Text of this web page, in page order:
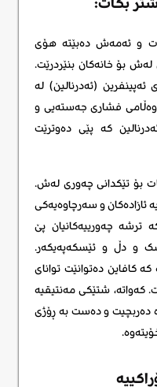
و ئەمەش دەبێتە هۆی
بۆ خانەکان بنێردرێت.
(ئەدرنالین) لە
فشاری جەستەیی و
کە پێی دەوترێت
بۆ تێکدانی چەوری لەش.
ئازادەکان و سەرچاوەیەکی
ترشە چەورییەکانیان پێ
و دڵ و ئێسکەپەیکەر.
کافاین دەتوانێت توانای
12% زیاد بکات. کەواتە، شتێکی مەنتیقیە
دەربچیت و دەست بە ڕۆژی